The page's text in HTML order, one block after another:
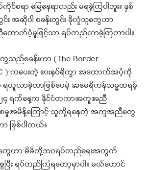
စရာ မြေနေရာလည်း မရခဲ့ကြပါဘူး။ နှစ်
င်း အဆိုပါ စခန်းတွင်း ခိုလှုံသူတွေဟာ
ောက်ပံ့မှုဖြင့်သာ ရပ်တည်လာခဲ့ကြတာပါ။
သည်စခန်းဟာ (The Border
) ကပေးတဲ့ စားနပ်ရိက္ခာ အ‌ထောက်အပံ့ကို
ာ ရယူလာခဲ့တာဖြစ်ပေမဲ့ အမေရိကန်သမ္မထရမ့်
၂၄ ရက်နေ့က နိုင်ငံတကာအကူအညီ
စေမှုအမိန့်ကြောင့် သူတို့ရနေတဲ့ အကူအညီတွေ
ဖြစ်ပါတယ်။
ေဟာ မိမိတို့ဘဝရပ်တည်ရေးအတွက်
ြီး ရပ်တည်ကြရတော့မှာပါ။ မယ်ဟောင်